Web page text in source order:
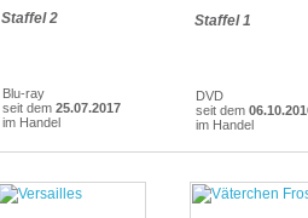
Staffel 2
Blu-ray
seit dem 25.07.2017
im Handel
Staffel 1
DVD
seit dem
im Handel